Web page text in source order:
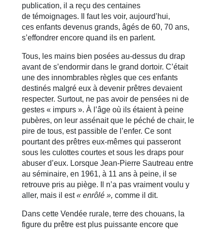
publication, il a reçu des centaines
de témoignages. Il faut les voir, aujourd’hui,
ces enfants devenus grands, âgés de 60, 70 ans,
s’effondrer encore quand ils en parlent.
Tous, les mains bien posées au-dessus du drap
avant de s’endormir dans le grand dortoir. C’était
une des innombrables règles que ces enfants
destinés malgré eux à devenir prêtres devaient
respecter. Surtout, ne pas avoir de pensées ni de
gestes « impurs ». À l’âge où ils étaient à peine
pubères, on leur assénait que le péché de chair, le
pire de tous, est passible de l’enfer. Ce sont
pourtant des prêtres eux-mêmes qui passeront
sous les culottes courtes et sous les draps pour
abuser d’eux. Lorsque Jean-Pierre Sautreau entre
au séminaire, en 1961, à 11 ans à peine, il se
retrouve pris au piège. Il n’a pas vraiment voulu y
aller, mais il est« enrôlé », comme il dit.
Dans cette Vendée rurale, terre des chouans, la
figure du prêtre est plus puissante encore que